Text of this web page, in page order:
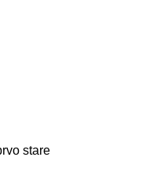
stare